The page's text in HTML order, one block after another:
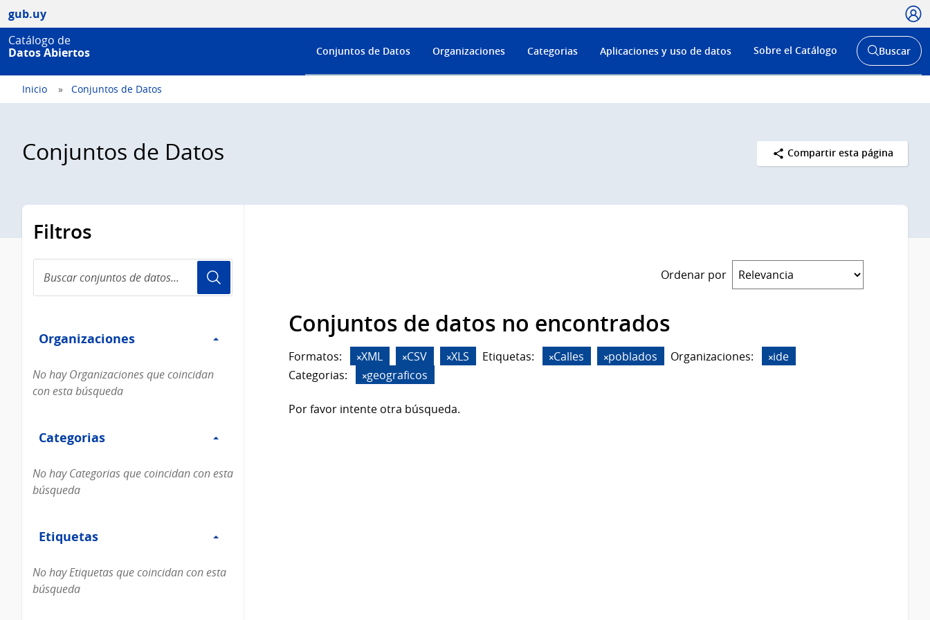
gub.uy
Catálogo de
Datos Abiertos
Menú
de
Conjuntos de Datos Organizaciones Categorias Aplicaciones y uso de datos Sobre el Catálogo
Abrir
buscador
Buscar
Inicio Conjuntos de Datos
Conjuntos de Datos Compartir esta página
Filtros
conjuntos
de
Organizaciones
Organizaciones
No hay Organizaciones que coincidan
con esta búsqueda
Categorias
Categorias
No hay Categorias que coincidan con esta
búsqueda
Etiquetas
Etiquetas
No hay Etiquetas que coincidan con esta
búsqueda
Ordenar por
Conjuntos de datos no encontrados
Formatos: XML CSV XLS Etiquetas: Calles poblados Organizaciones:
ide
Categorias:
geograficos
Por favor intente otra búsqueda.